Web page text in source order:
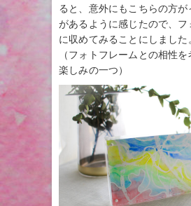
ると、意外にもこちらの方が
があるように感じたので、フ
に収めてみることにしました
（フォトフレームとの相性を
楽しみの一つ）